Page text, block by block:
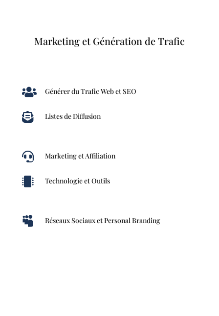
Marketing et Génération de Trafic
 Générer du Trafic Web et SEO
 Listes de Diffusion
 Marketing et Affiliation
 Technologie et Outils
 Réseaux Sociaux et Personal Branding